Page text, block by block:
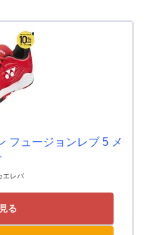
フュージョンレブ 5 メ
エレバ
る